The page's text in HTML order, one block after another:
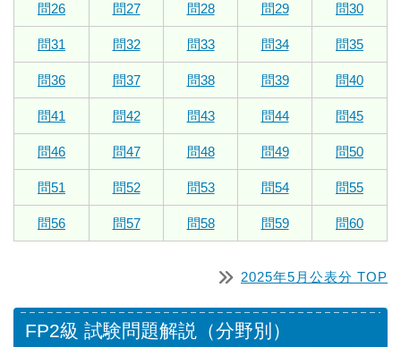
問26 問27 問28 問29 問30
問31 問32 問33 問34 問35
問36 問37 問38 問39 問40
問41 問42 問43 問44 問45
問46 問47 問48 問49 問50
問51 問52 問53 問54 問55
問56 問57 問58 問59 問60
2025年5月公表分 TOP
FP2級 試験問題解説（分野別）